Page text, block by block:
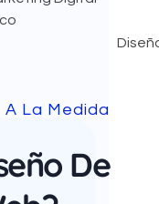
La Medida
De